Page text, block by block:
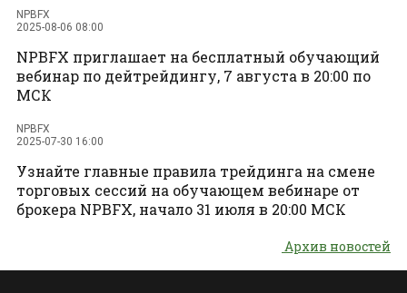
NPBFX
2025-08-06 08:00
NPBFX приглашает на бесплатный обучающий
вебинар по дейтрейдингу, 7 августа в 20:00 по
МСК
NPBFX
2025-07-30 16:00
Узнайте главные правила трейдинга на смене
торговых сессий на обучающем вебинаре от
брокера NPBFX, начало 31 июля в 20:00 МСК
Архив новостей